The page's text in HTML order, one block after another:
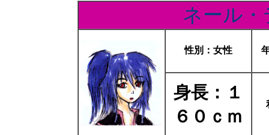
ネール
性別：女性
身長：１
６０ｃｍ